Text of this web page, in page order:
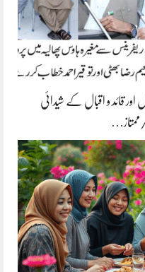
اور قائد و اقبال کے شیدائی
ممتاز…